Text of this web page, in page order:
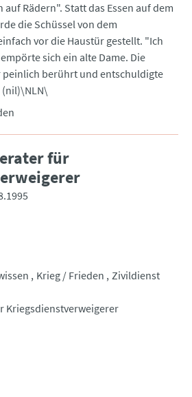
auf Rädern". Statt das Essen auf dem
die Schüssel von dem
vor die Haustür gestellt. "Ich
sich ein alte Dame. Die
berührt und entschuldigte
(nil)\NLN\
für
Krieg / Frieden Zivildienst
Kriegsdienstverweigerer